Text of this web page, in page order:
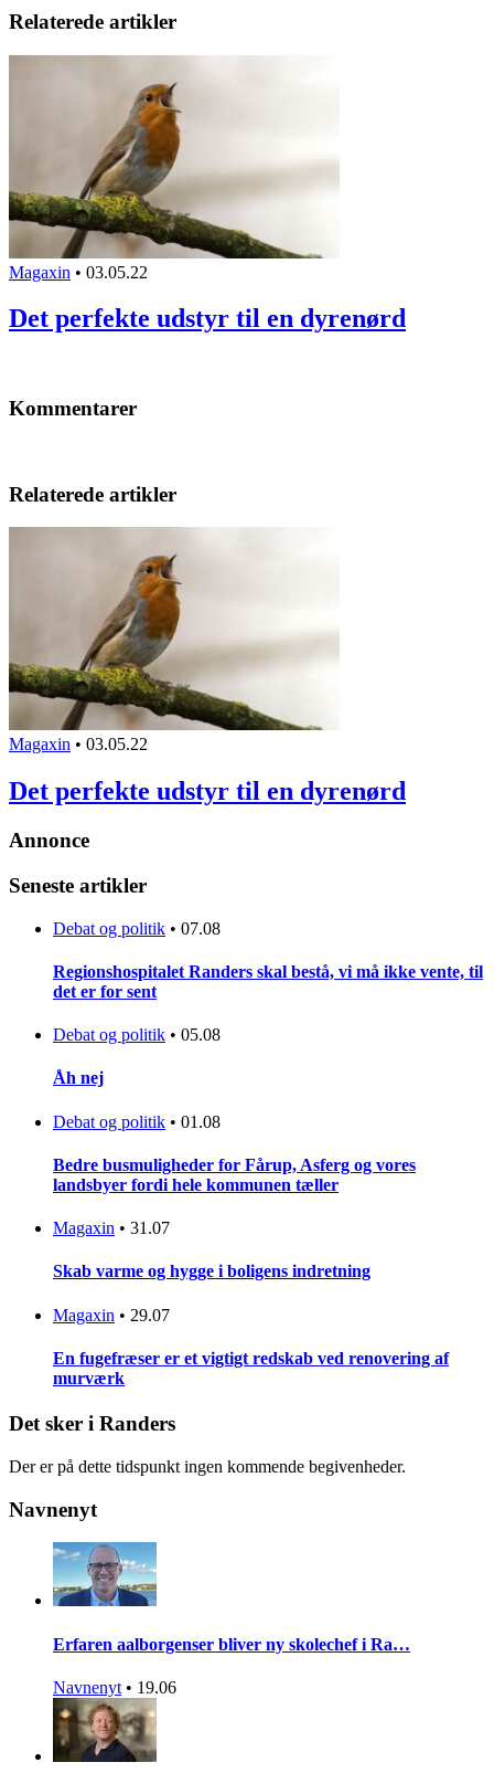
Relaterede artikler
Magaxin • 03.05.22
Det perfekte udstyr til en dyrenørd
Kommentarer
Relaterede artikler
Magaxin • 03.05.22
Det perfekte udstyr til en dyrenørd
Annonce
Seneste artikler
Debat og politik • 07.08
Regionshospitalet Randers skal bestå, vi må ikke vente, til
det er for sent
Debat og politik • 05.08
Åh nej
Debat og politik • 01.08
Bedre busmuligheder for Fårup, Asferg og vores
landsbyer fordi hele kommunen tæller
Magaxin • 31.07
Skab varme og hygge i boligens indretning
Magaxin • 29.07
En fugefræser er et vigtigt redskab ved renovering af
murværk
Det sker i Randers
Der er på dette tidspunkt ingen kommende begivenheder.
Navnenyt
Erfaren aalborgenser bliver ny skolechef i Ra…
Navnenyt • 19.06